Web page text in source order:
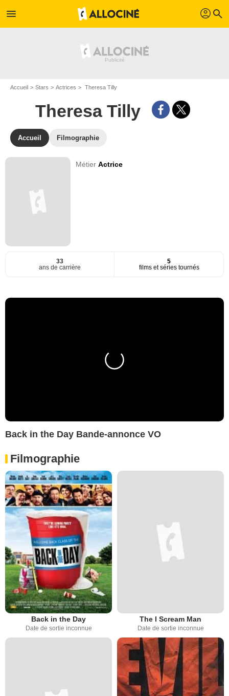
menu profil search
Accueil Stars Actrices Theresa Tilly
Theresa Tilly
Accueil Filmographie
MétierActrice
33
ans de carrière
5
films et séries tournés
Back in the Day Bande-annonce VO
Filmographie
Back in the Day
Date de sortie inconnue
The I Scream Man
Date de sortie inconnue